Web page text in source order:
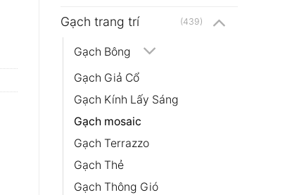
Gạch trang trí (439)
Gạch Bông
Gạch Giả Cổ
Gạch Kính Lấy Sáng
Gạch mosaic
Gạch Terrazzo
Gạch Thẻ
Gạch Thông Gió